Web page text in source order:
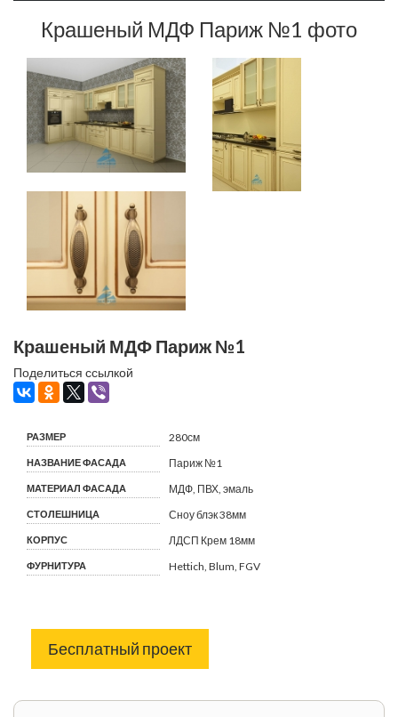
Крашеный МДФ Париж №1 фото
Крашеный МДФ Париж №1
Поделиться ссылкой
РАЗМЕР 280см
НАЗВАНИЕ ФАСАДА Париж №1
МАТЕРИАЛ ФАСАДА МДФ, ПВХ, эмаль
СТОЛЕШНИЦА Сноу блэк 38мм
КОРПУС ЛДСП Крем 18мм
ФУРНИТУРА Hettich, Blum, FGV
Бесплатный проект